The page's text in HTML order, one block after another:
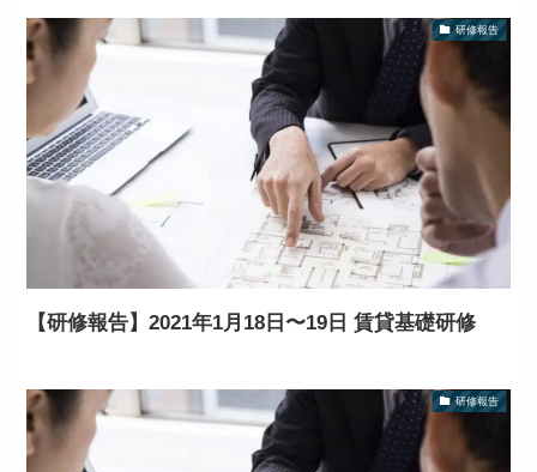
研修報告
【研修報告】2021年1月18日〜19日 賃貸基礎研修
研修報告